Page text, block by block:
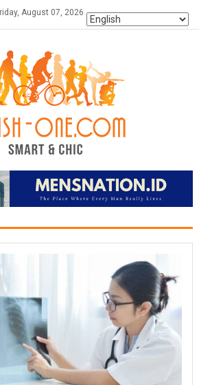
August 07, 2026